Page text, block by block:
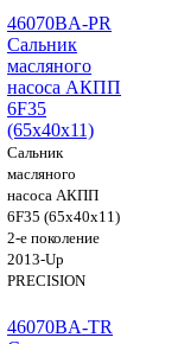
46070BA-PR
Сальник
масляного
насоса АКПП
6F35
(65х40х11)
Сальник
масляного
насоса АКПП
6F35 (65х40х11)
2-е поколение
2013-Up
PRECISION
46070BA-TR